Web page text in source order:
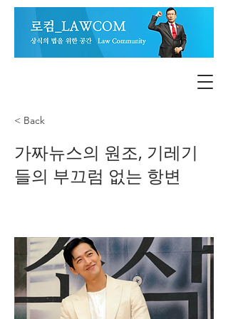
< Back
가짜뉴스의 원조, 기레기
들의 부끄럼 없는 항변